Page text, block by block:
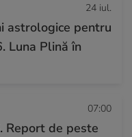
24 iul.
astrologice pentru
Luna Plină în
07:00
Report de peste